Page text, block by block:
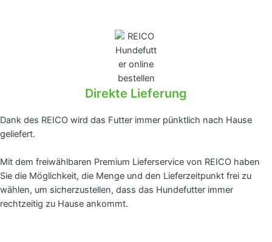
Direkte Lieferung
Dank des REICO wird das Futter immer pünktlich nach Hause
geliefert.
Mit dem freiwählbaren Premium Lieferservice von REICO haben
Sie die Möglichkeit, die Menge und den Lieferzeitpunkt frei zu
wählen, um sicherzustellen, dass das Hundefutter immer
rechtzeitig zu Hause ankommt.